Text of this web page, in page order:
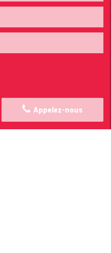
Appelez-nous